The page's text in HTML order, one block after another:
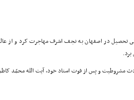
تحصیل در اصفهان به نجف اشرف مهاجرت کرد و از
برد.